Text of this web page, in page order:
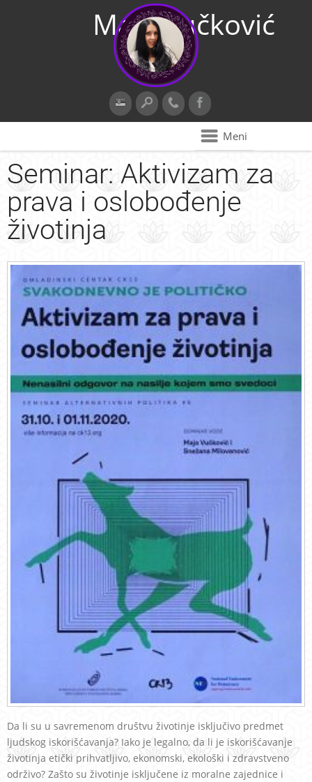
Maja Vučković
Meni
Seminar: Aktivizam za
prava i oslobođenje
životinja
Da li su u savremenom društvu životinje isključivo predmet
ljudskog iskorišćavanja? Iako je legalno, da li je iskorišćavanje
životinja etički prihvatljivo, ekonomski, ekološki i zdravstveno
održivo? Zašto su životinje isključene iz moralne zajednice i